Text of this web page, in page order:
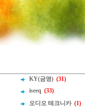
KY(금영) (31)
iseeq (33)
오디오 테크니카 (1)